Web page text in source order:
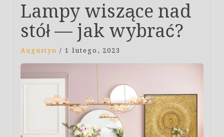
Lampy wiszące nad
stół — jak wybrać?
Augustyn / 1 lutego, 2023